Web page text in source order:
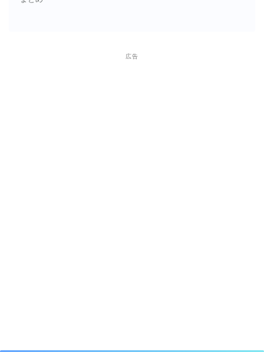
広告